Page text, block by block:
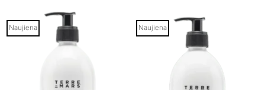
Naujiena Naujiena